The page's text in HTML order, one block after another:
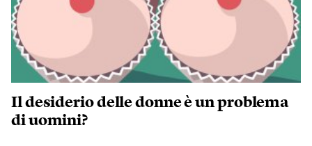
Il desiderio delle donne è un problema
di uomini?